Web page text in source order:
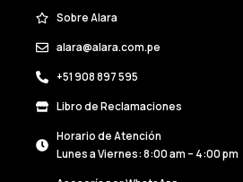
Sobre Alara
alara@alara.com.pe
+51 908 897 595
Libro de Reclamaciones
Horario de Atención
Lunes a Viernes: 8:00 am – 4:00 pm